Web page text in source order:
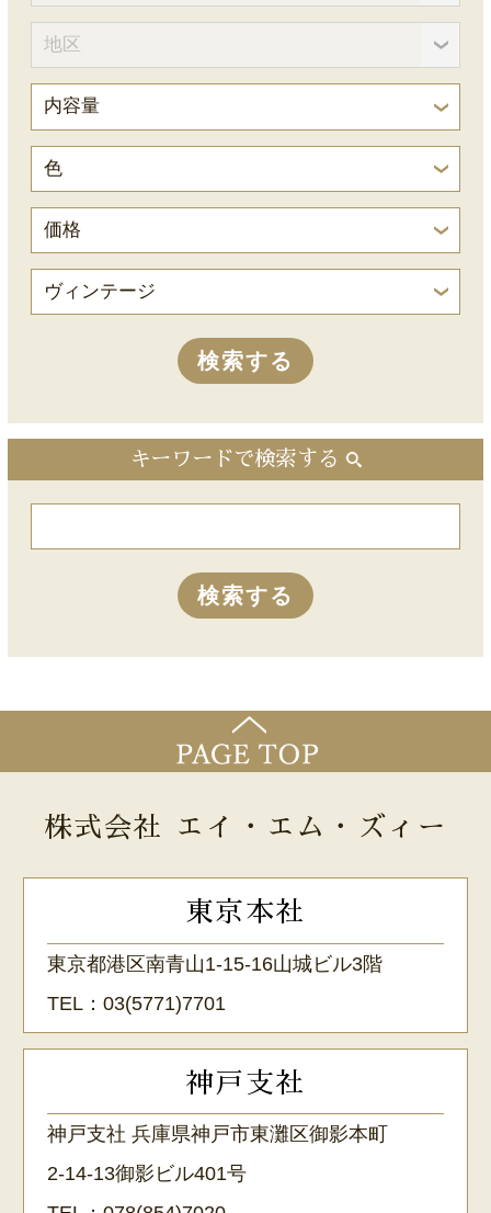
キーワードで検索する
株式会社 エイ・エム・ズィー
東京本社
東京都港区南青山1-15-16山城ビル3階
TEL：03(5771)7701
神戸支社
神戸支社 兵庫県神戸市東灘区御影本町
2-14-13御影ビル401号